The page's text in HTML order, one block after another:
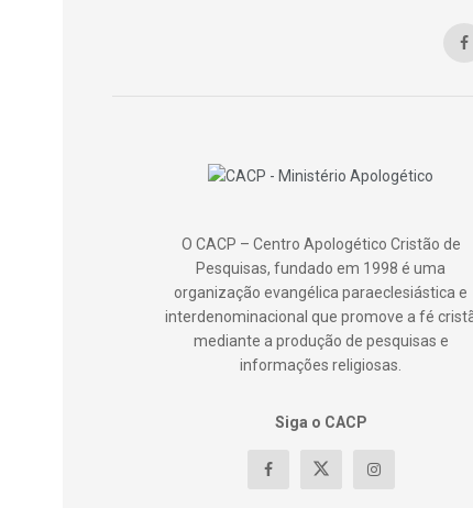
O CACP – Centro Apologético Cristão de
Pesquisas, fundado em 1998 é uma
organização evangélica paraeclesiástica e
interdenominacional que promove a fé
mediante a produção de pesquisas e
informações religiosas.
Siga o CACP